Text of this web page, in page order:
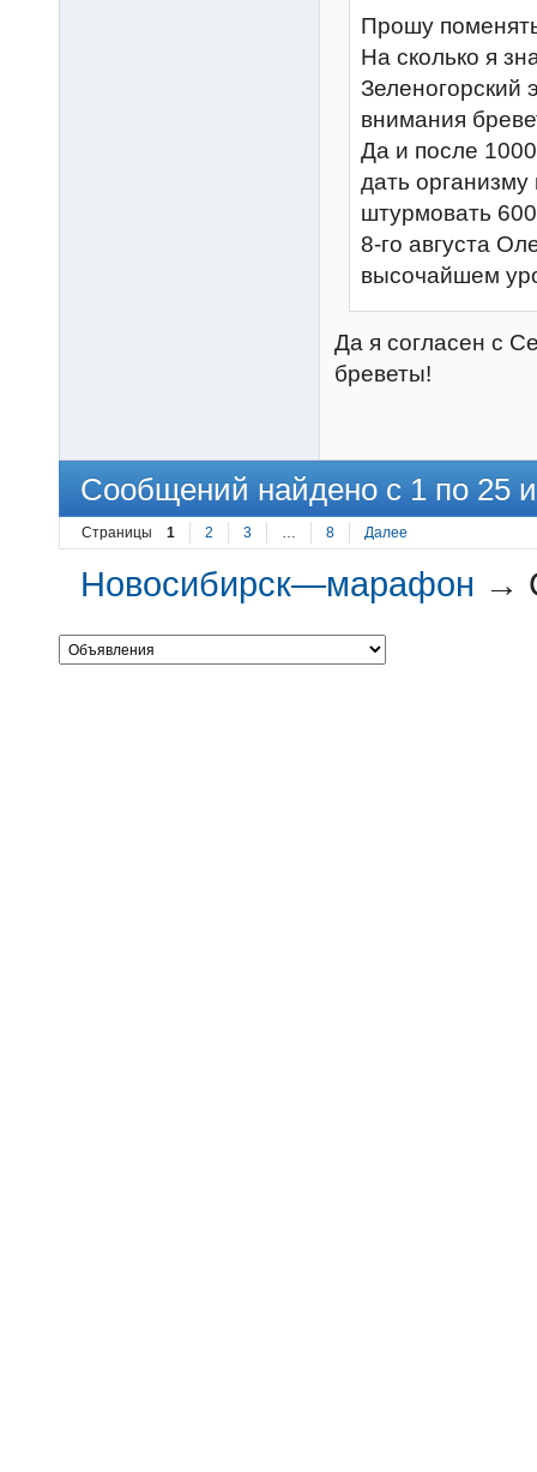
Прошу
На сколько я
Зеленогорский
внимания
Да и после
дать
штурмовать
8-го августа
высочайшем
Да я согласен с
бреветы!
Сообщений найдено с 1 по 25
Страницы 1 2 3 … 8 Далее
Новосибирск—марафон →